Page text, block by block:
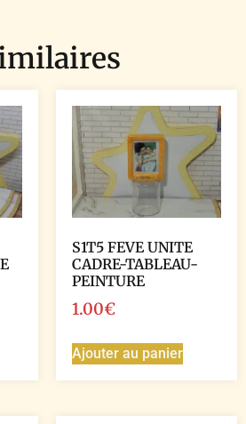
S1T5 FEVE UNITE
CADRE-TABLEAU-
PEINTURE
1.00€
Ajouter au panier